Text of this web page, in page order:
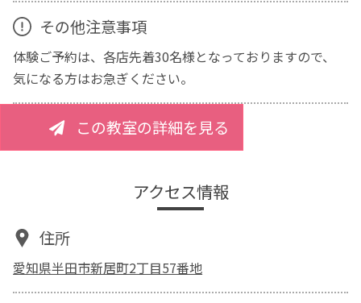
その他注意事項
体験ご予約は、各店先着30名様となっておりますので、
気になる方はお急ぎください。
この教室の詳細を見る
アクセス情報
住所
愛知県半田市新居町2丁目57番地